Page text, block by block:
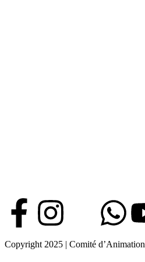
Copyright 2025 | Comité d’Animation